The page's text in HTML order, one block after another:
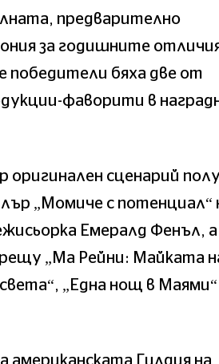
предварително
за годишните
победители бяха две от
фаворити в
оригинален сценарий
„Момиче с потенциал“
Емералд Фенъл, а
„Ма Рейни: Майката
„Една нощ в
американската Гилдия на